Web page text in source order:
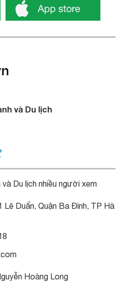
và Du lịch
Du lịch nhiều người xem
Lê Duẩn, Quận Ba Đình, TP Hà
Hoàng Long